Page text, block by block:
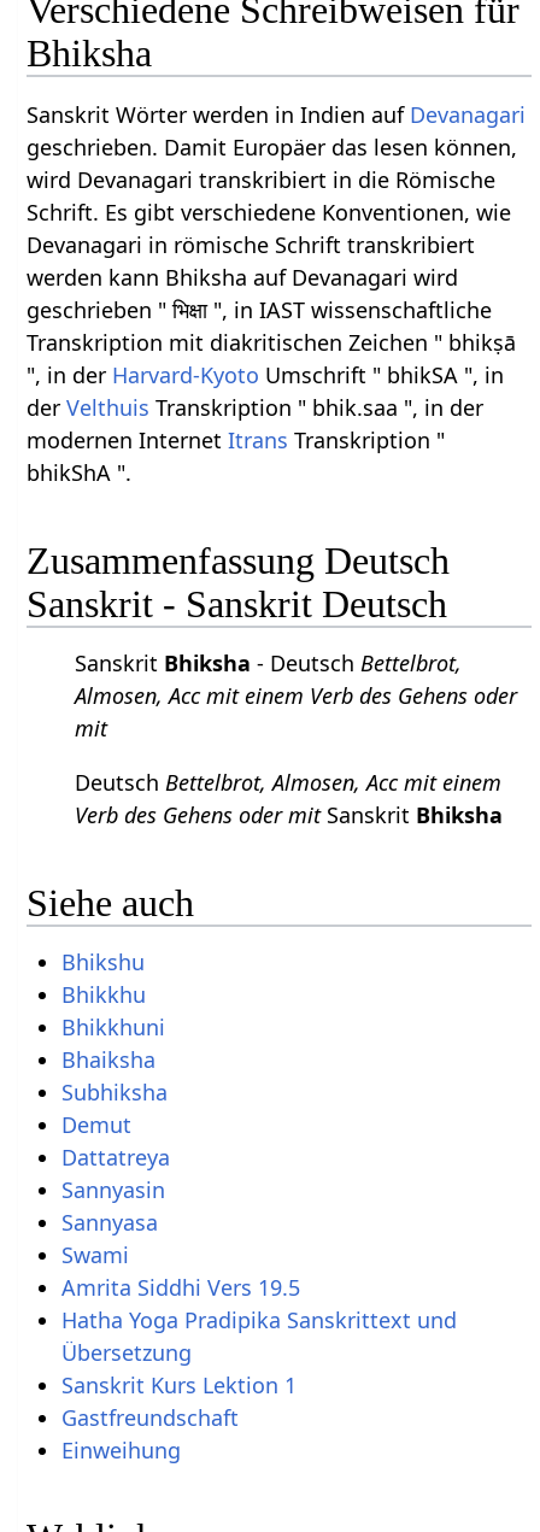
Verschiedene Schreibweisen für
Bhiksha
Sanskrit Wörter werden in Indien auf Devanagari
geschrieben. Damit Europäer das lesen können,
wird Devanagari transkribiert in die Römische
Schrift. Es gibt verschiedene Konventionen, wie
Devanagari in römische Schrift transkribiert
werden kann Bhiksha auf Devanagari wird
geschrieben " भिक्षा ", in IAST wissenschaftliche
Transkription mit diakritischen Zeichen " bhikṣā
", in der Harvard-Kyoto Umschrift " bhikSA ", in
derVelthuis Transkription " bhik.saa ", in der
modernen InternetItrans Transkription "
bhikShA ".
Zusammenfassung Deutsch
Sanskrit - Sanskrit Deutsch
Sanskrit Bhiksha - DeutschBettelbrot,
Almosen, Acc mit einem Verb des Gehens oder
mit
DeutschBettelbrot, Almosen, Acc mit einem
Verb des Gehens oder mitSanskrit Bhiksha
Siehe auch
Bhikshu
Bhikkhu
Bhikkhuni
Bhaiksha
Subhiksha
Demut
Dattatreya
Sannyasin
Sannyasa
Swami
Amrita Siddhi Vers 19.5
Hatha Yoga Pradipika Sanskrittext und
Übersetzung
Sanskrit Kurs Lektion 1
Gastfreundschaft
Einweihung